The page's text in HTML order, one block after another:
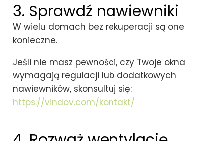
3. Sprawdź nawiewniki
W wielu domach bez rekuperacji są one
konieczne.
Jeśli nie masz pewności, czy Twoje okna
wymagają regulacji lub dodatkowych
nawiewników, skonsultuj się:
https://vindov.com/kontakt/